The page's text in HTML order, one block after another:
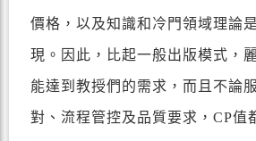
價格，以及知識和冷門領域理論
現。因此，比起一般出版模式，
能達到教授們的需求，而且不論
對、流程管控及品質要求，CP值